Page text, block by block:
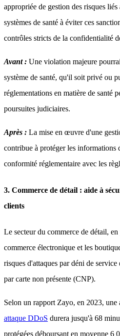
appropriée de gestion des risques
systèmes de santé à éviter ces
contrôles stricts de la confidentialité
Avant : Une violation majeure
système de santé, qu'il soit privé ou
réglementations en matière de santé
poursuites judiciaires.
Après : La mise en œuvre d'une
contribue à protéger les informations
conformité réglementaire avec les
3. Commerce de détail : aide à
clients
Le secteur du commerce de détail,
commerce électronique et les
risques d'attaques par déni de
par carte non présente (CNP).
Selon un rapport Zayo, en 2023,
attaque DDoS durera jusqu'à 68
protégées déboursant en moyenne 6